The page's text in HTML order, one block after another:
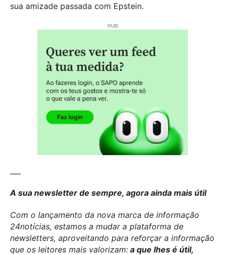
sua amizade passada com Epstein.
A sua newsletter de sempre, agora ainda mais útil
Com o lançamento da nova marca de informação
24notícias, estamos a mudar a plataforma de
newsletters, aproveitando para reforçar a informação
que os leitores mais valorizam: a que lhes é útil,